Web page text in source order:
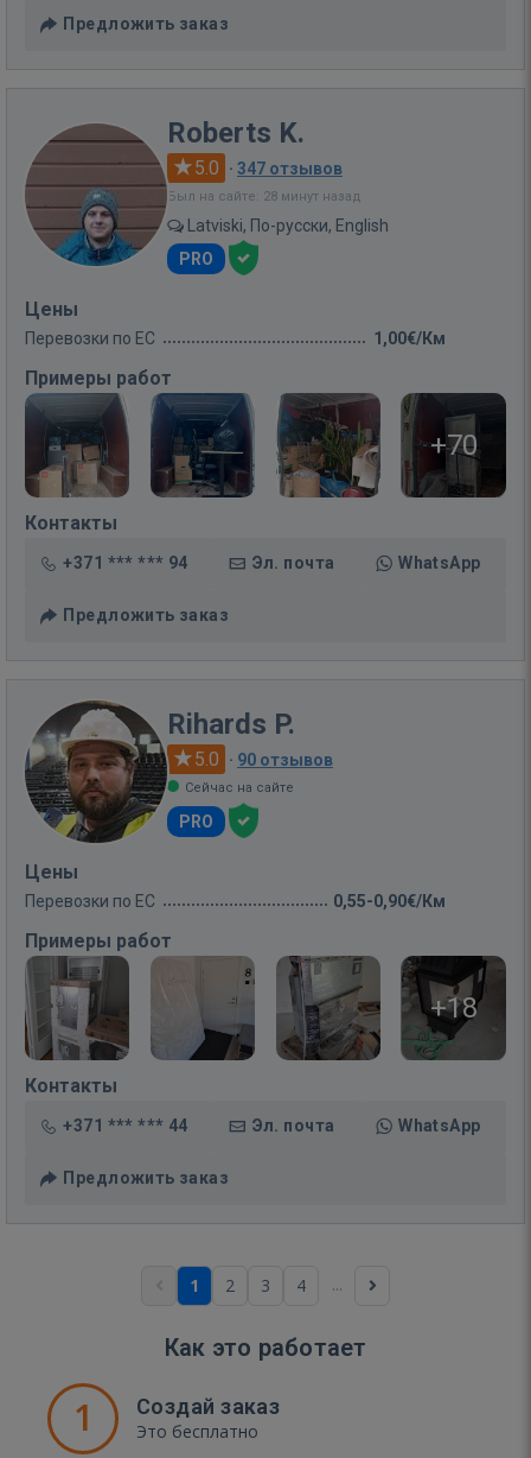
Предложить заказ
Roberts K.
5.0 · 347 отзывов
Был на сайте: 28 минут назад
Latviski, По-русски, English
PRO
Цены
Перевозки по ЕС 1,00€/Км
Примеры работ
+70
Контакты
+371 *** *** 94 Эл. почта WhatsApp
Предложить заказ
Rihards P.
5.0 · 90 отзывов
Сейчас на сайте
PRO
Цены
Перевозки по ЕС 0,55-0,90€/Км
Примеры работ
+18
Контакты
+371 *** *** 44 Эл. почта WhatsApp
Предложить заказ
1 2 3 4 ...
Как это работает
1 Создай заказ
Это бесплатно